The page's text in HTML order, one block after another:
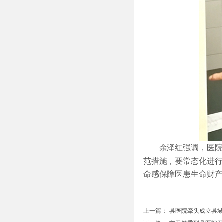
余泽红强调，医
范措施，要常态化进
命感保障医患生命财
上一篇：
县医院牵头成立县